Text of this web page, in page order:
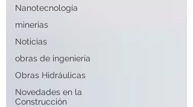
Nanotecnología
minerias
Noticias
obras de ingeniería
Obras Hidráulicas
Novedades en la
Construcción